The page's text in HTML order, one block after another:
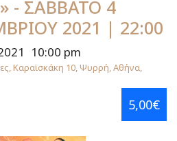
- ΣΑΒΒΑΤΟ 4
2021 | 22:00
10:00 pm
Καραϊσκάκη 10, Ψυρρή, Αθήνα,
5,00€